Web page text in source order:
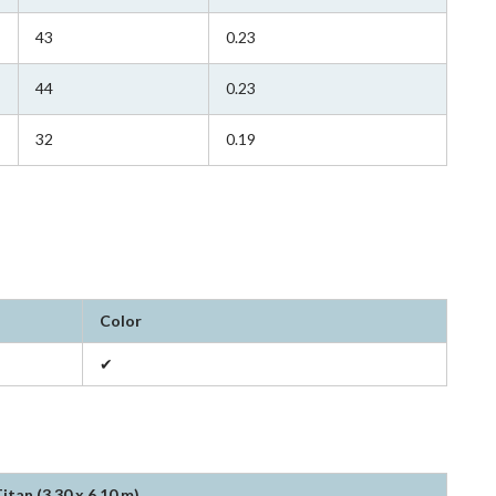
43 0.23
44 0.23
32 0.19
Color
✔